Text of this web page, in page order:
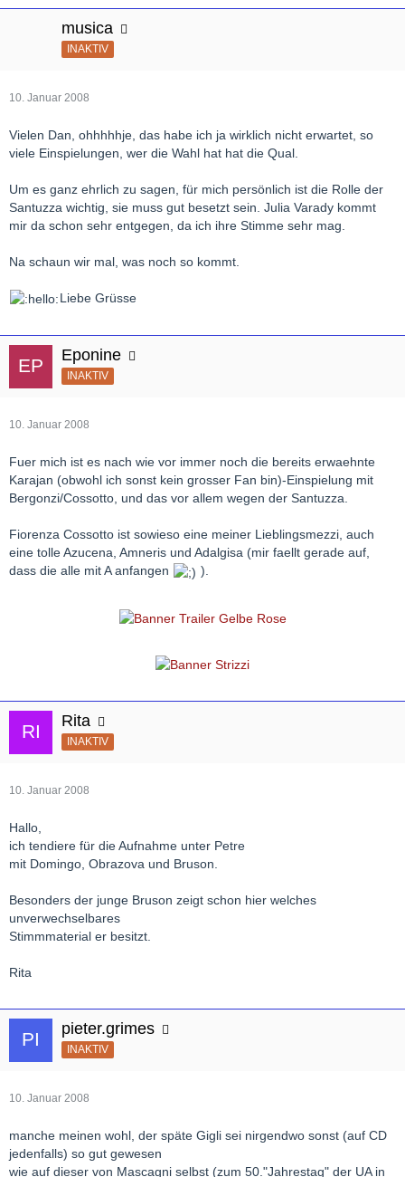
musica
INAKTIV
10. Januar 2008
Vielen Dan, ohhhhhje, das habe ich ja wirklich nicht erwartet, so
viele Einspielungen, wer die Wahl hat hat die Qual.
Um es ganz ehrlich zu sagen, für mich persönlich ist die Rolle der
Santuzza wichtig, sie muss gut besetzt sein. Julia Varady kommt
mir da schon sehr entgegen, da ich ihre Stimme sehr mag.
Na schaun wir mal, was noch so kommt.
Liebe Grüsse
Eponine
INAKTIV
10. Januar 2008
Fuer mich ist es nach wie vor immer noch die bereits erwaehnte
Karajan (obwohl ich sonst kein grosser Fan bin)-Einspielung mit
Bergonzi/Cossotto, und das vor allem wegen der Santuzza.
Fiorenza Cossotto ist sowieso eine meiner Lieblingsmezzi, auch
eine tolle Azucena, Amneris und Adalgisa (mir faellt gerade auf,
dass die alle mit A anfangen
).
Rita
INAKTIV
10. Januar 2008
Hallo,
ich tendiere für die Aufnahme unter Petre
mit Domingo, Obrazova und Bruson.
Besonders der junge Bruson zeigt schon hier welches
unverwechselbares
Stimmmaterial er besitzt.
Rita
pieter.grimes
INAKTIV
10. Januar 2008
manche meinen wohl, der späte Gigli sei nirgendwo sonst (auf CD
jedenfalls) so gut gewesen
wie auf dieser von Mascagni selbst (zum 50."Jahrestag" der UA in